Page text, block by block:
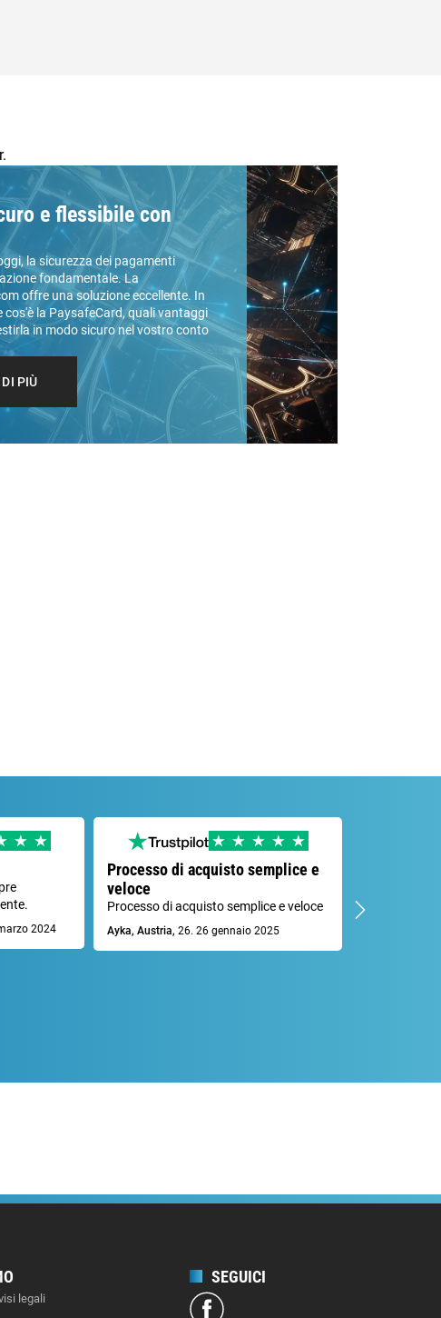
e flessibile con
la sicurezza dei pagamenti
fondamentale. La
offre una soluzione eccellente. In
la PaysafeCard, quali vantaggi
in modo sicuro nel vostro conto
PIÙ
2024
Processo di acquisto semplice e
veloce
Processo di acquisto semplice e veloce
Ayka, Austria, 26. 26 gennaio 2025
legali
SEGUICI